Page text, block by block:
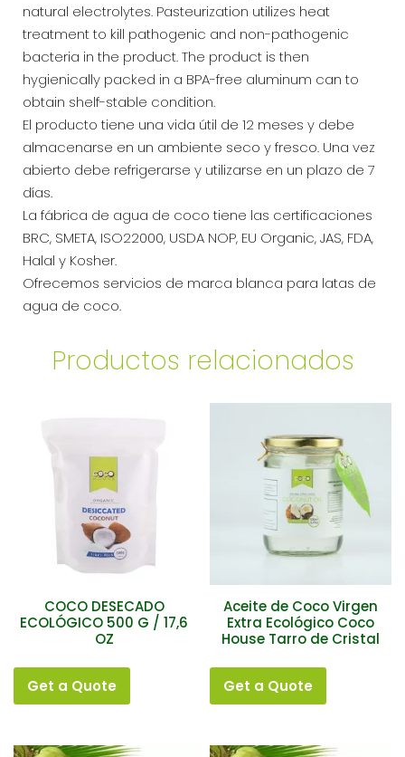
natural electrolytes. Pasteurization utilizes heat
treatment to kill pathogenic and non-pathogenic
bacteria in the product. The product is then
hygienically packed in a BPA-free aluminum can to
obtain shelf-stable condition.
El producto tiene una vida útil de 12 meses y debe
almacenarse en un ambiente seco y fresco. Una vez
abierto debe refrigerarse y utilizarse en un plazo de 7
días.
La fábrica de agua de coco tiene las certificaciones
BRC, SMETA, ISO22000, USDA NOP, EU Organic, JAS, FDA,
Halal y Kosher.
Ofrecemos servicios de marca blanca para latas de
agua de coco.
Productos relacionados
COCO DESECADO
ECOLÓGICO 500 G / 17,6
OZ
Get a Quote
Aceite de Coco Virgen
Extra Ecológico Coco
House Tarro de Cristal
Get a Quote